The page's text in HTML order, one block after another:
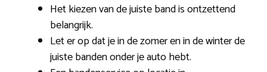
Het kiezen van de juiste band is ontzettend
belangrijk.
Let er op dat je in de zomer en in de winter de
juiste banden onder je auto hebt.